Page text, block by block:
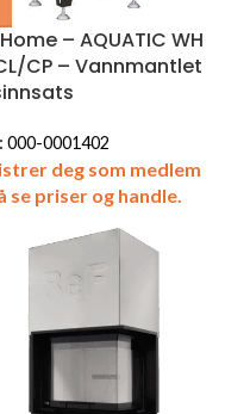
– AQUATIC WH
CP – Vannmantlet
000-0001402
deg som medlem
se priser og handle.